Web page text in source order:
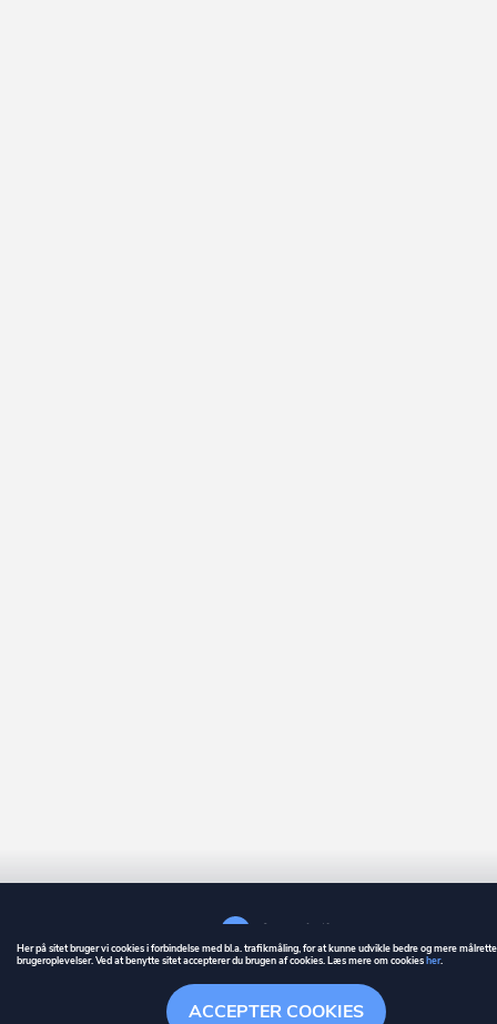
GUIDE BETINGELSER
er et registreret varemærke tilhørende ownr ApS – CVR nr.: 36 40 88
ACCEPTER COOKIES
Her på sitet bruger vi cookies i forbindelse med bl.a. trafikmåling, for at kunne udvikle bedre og mere
brugeroplevelser. Ved at benytte sitet accepterer du brugen af cookies. Læs mere om cookiesher.